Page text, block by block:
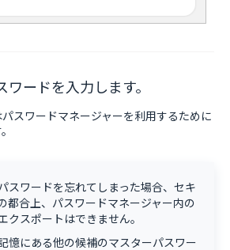
ードを入力します。
スワードマネージャーを利用するために
スワードを忘れてしまった場合、セキ
都合上、パスワードマネージャー内の
クスポートはできません。
憶にある他の候補のマスターパスワー